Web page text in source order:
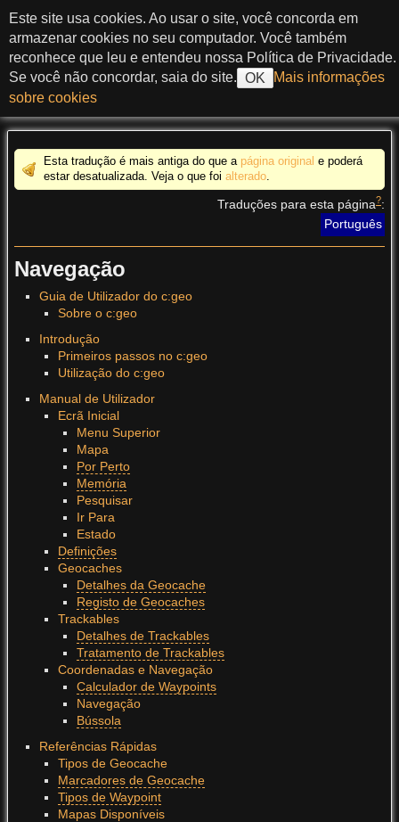
ir ao conteúdo
c:geo User Guide
Esta tradução é mais antiga do que a página original e poderá
estar desatualizada. Veja o que foi alterado
Traduções para esta página?:
Português
Navegação
Guia de Utilizador do c:geo
Sobre o c:geo
Introdução
Primeiros passos no c:geo
Utilização do c:geo
Manual de Utilizador
Ecrã Inicial
Menu Superior
Mapa
Por Perto
Memória
Pesquisar
Ir Para
Estado
Definições
Geocaches
Detalhes da Geocache
Registo de Geocaches
Trackables
Detalhes de Trackables
Tratamento de Trackables
Coordenadas e Navegação
Calculador de Waypoints
Navegação
Bússola
Referências Rápidas
Tipos de Geocache
Marcadores de Geocache
Tipos de Waypoint
Mapas Disponíveis
Este site usa cookies. Ao usar o site, você concorda em
armazenar cookies no seu computador. Você também
reconhece que leu e entendeu nossa Política de Privacidade.
Se você não concordar, saia do site. OK
Mais informações
sobre cookies